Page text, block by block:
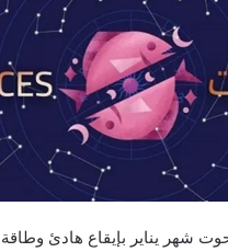
شهر يناير بإيقاع هادئ